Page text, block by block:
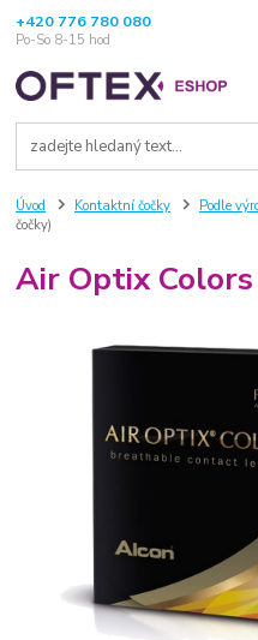
+420 776 780 080
Po-So 8-15 hod
Úvod Kontaktní čočky Podle
čočky)
Air Optix Colors